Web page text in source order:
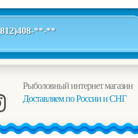
**-**
Рыболовный интернет магазин
Доставляем по России и СНГ